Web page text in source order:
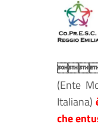
(Ente
Italiana)
che